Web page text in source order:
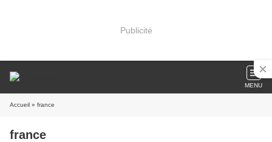
Publicité
MENU
Accueil » france
france